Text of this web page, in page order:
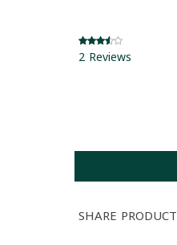
2 Reviews
SHARE PRODUCT